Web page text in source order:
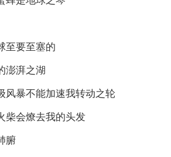
要至塞的
湃之湖
暴不能加速我转动之轮
会燎去我的头发
腑